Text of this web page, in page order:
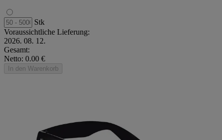
Stk
Voraussichtliche Lieferung:
2026. 08. 12.
Gesamt:
Netto: 0.00 €
In den Warenkorb